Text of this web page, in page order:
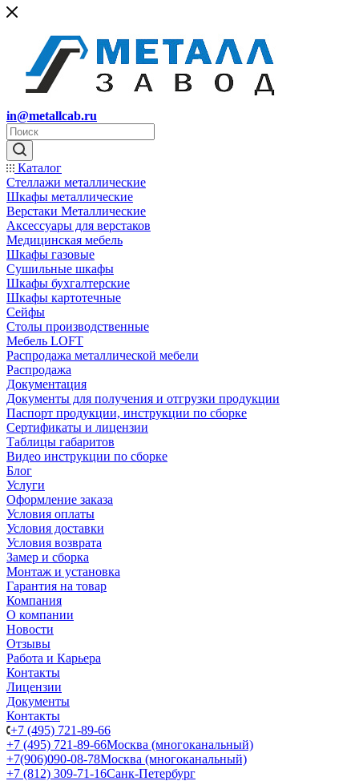
in@metallcab.ru
Каталог
Стеллажи металлические
Шкафы металлические
Верстаки Металлические
Аксессуары для верстаков
Медицинская мебель
Шкафы газовые
Сушильные шкафы
Шкафы бухгалтерские
Шкафы картотечные
Сейфы
Столы производственные
Мебель LOFT
Распродажа металлической мебели
Распродажа
Документация
Документы для получения и отгрузки продукции
Паспорт продукции, инструкции по сборке
Сертификаты и лицензии
Таблицы габаритов
Видео инструкции по сборке
Блог
Услуги
Оформление заказа
Условия оплаты
Условия доставки
Условия возврата
Замер и сборка
Монтаж и установка
Гарантия на товар
Компания
О компании
Новости
Отзывы
Работа и Карьера
Контакты
Лицензии
Документы
Контакты
+7 (495) 721-89-66
+7 (495) 721-89-66Москва (многоканальный)
+7(906)090-08-78Москва (многоканальный)
+7 (812) 309-71-16Санк-Петербург